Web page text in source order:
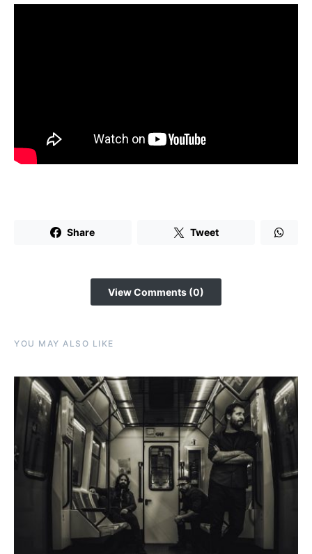
Share Tweet
View Comments (0)
YOU MAY ALSO LIKE